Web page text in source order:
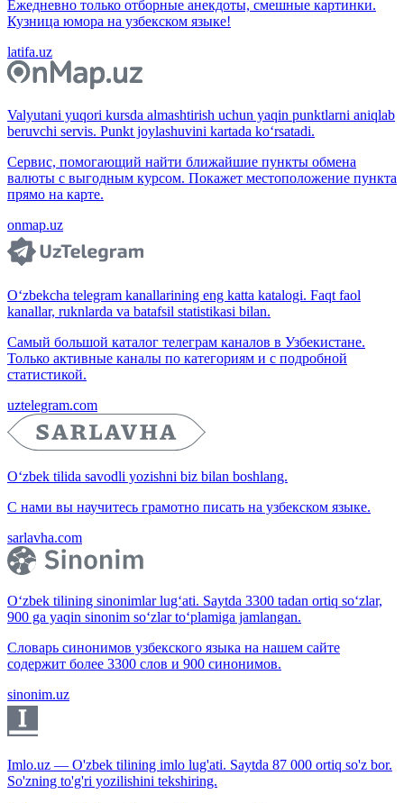
Ежедневно только отборные анекдоты, смешные картинки.
Кузница юмора на узбекском языке!
latifa.uz
Valyutani yuqori kursda almashtirish uchun yaqin punktlarni aniqlab
beruvchi servis. Punkt joylashuvini kartada ko‘rsatadi.
Сервис, помогающий найти ближайшие пункты обмена
валюты с выгодным курсом. Покажет местоположение пункта
прямо на карте.
onmap.uz
O‘zbekcha telegram kanallarining eng katta katalogi. Faqt faol
kanallar, ruknlarda va batafsil statistikasi bilan.
Самый большой каталог телеграм каналов в Узбекистане.
Только активные каналы по категориям и с подробной
статистикой.
uztelegram.com
O‘zbek tilida savodli yozishni biz bilan boshlang.
С нами вы научитесь грамотно писать на узбекском языке.
sarlavha.com
O‘zbek tilining sinonimlar lug‘ati. Saytda 3300 tadan ortiq so‘zlar,
900 ga yaqin sinonim so‘zlar to‘plamiga jamlangan.
Словарь синонимов узбекского языка на нашем сайте
содержит более 3300 слов и 900 синонимов.
sinonim.uz
Imlo.uz — O'zbek tilining imlo lug'ati. Saytda 87 000 ortiq so'z bor.
So'zning to'g'ri yozilishini tekshiring.